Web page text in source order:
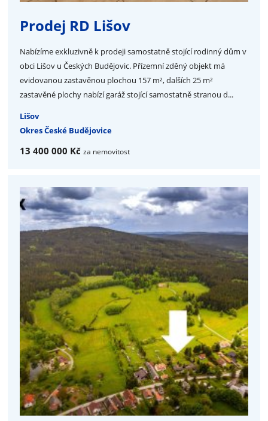
Prodej RD Lišov
Nabízíme exkluzivně k prodeji samostatně stojící rodinný dům v
obci Lišov u Českých Budějovic. Přízemní zděný objekt má
evidovanou zastavěnou plochou 157 m², dalších 25 m²
zastavěné plochy nabízí garáž stojící samostatně stranou d...
Lišov
Okres České Budějovice
13 400 000 Kč za nemovitost